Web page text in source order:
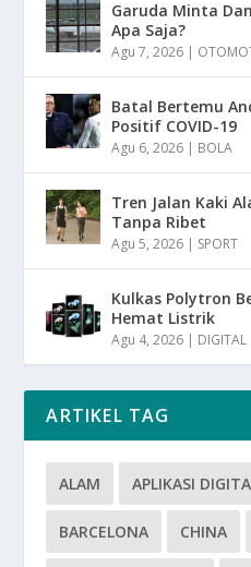
Garuda Minta
Apa Saja?
Agu 7, 2026 |
Batal Bertemu
Positif COVID-19
Agu 6, 2026 | BOLA
Tren Jalan Kaki
Tanpa Ribet
Agu 5, 2026 | SPORT
Kulkas Polytron
Hemat Listrik
Agu 4, 2026 | DIGITAL
ARTIKEL TAG
ALAM APLIKASI
BARCELONA CHINA